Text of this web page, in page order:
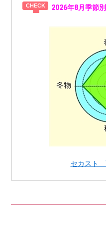
2026年8月季節
セカスト